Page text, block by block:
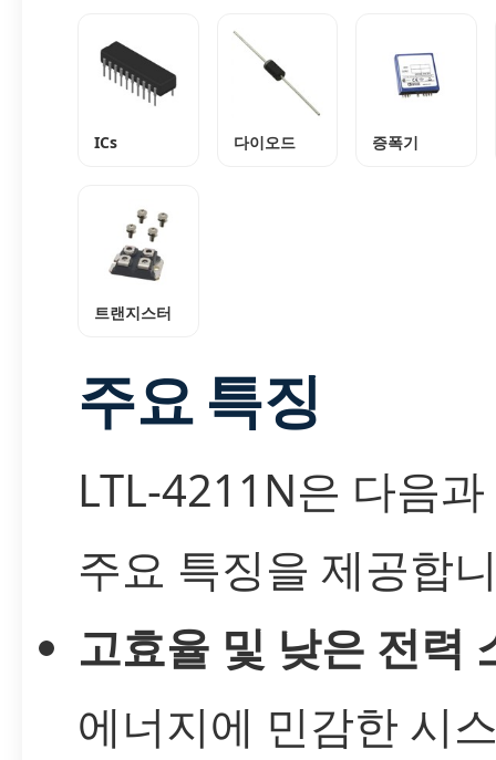
ICs 다이오드 증폭기
트랜지스터
주요 특징
LTL-4211N은 다음
주요 특징을 제공합
고효율 및 낮은 전력
에너지에 민감한 시